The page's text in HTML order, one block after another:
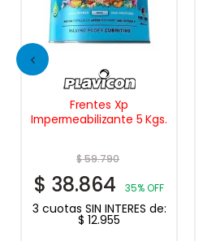
Frentes Xp
Impermeabilizante 5 Kgs.
$59.790
$ 38.864 35% OFF
3 cuotas SIN INTERES de:
$ 12.955